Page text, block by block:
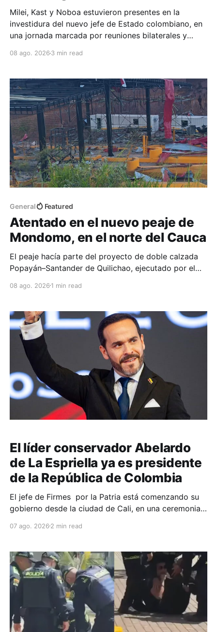
Milei, Kast y Noboa estuvieron presentes en la
investidura del nuevo jefe de Estado colombiano, en
una jornada marcada por reuniones bilaterales y
08 ago. 2026 3 min read
General Featured
Atentado en el nuevo peaje de
Mondomo, en el norte del Cauca
El peaje hacía parte del proyecto de doble calzada
Popayán–Santander de Quilichao, ejecutado por el
08 ago. 2026 1 min read
El líder conservador Abelardo
de La Espriella ya es presidente
de la República de Colombia
El jefe de Firmes por la Patria está comenzando su
gobierno desde la ciudad de Cali, en una ceremonia
gobiernos conservadores.
07 ago. 2026 2 min read